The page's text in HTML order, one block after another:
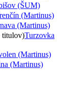
(ŠUM)
(Martinus)
(Martinus)
titulov)Turzovka
(Martinus)
(Martinus)